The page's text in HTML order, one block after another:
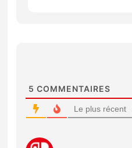
5 COMMENTAIRES
Le plus récent